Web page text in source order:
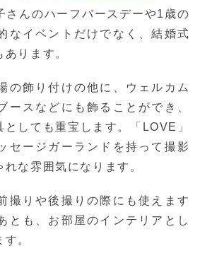
さんのハーフバースデーや1歳の
なイベントだけでなく、結婚式
ります。
の飾り付けの他に、ウェルカム
ースなどにも飾ることができ、
しても重宝します。「LOVE」
セージガーランドを持って撮影
な雰囲気になります。
撮りや後撮りの際にも使えます
とも、お部屋のインテリアとし
。